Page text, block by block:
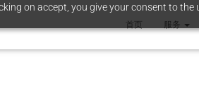
on accept, you give your consent to
首页 服务